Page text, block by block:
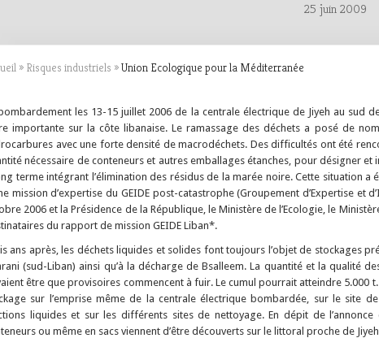
25 juin 2009
» Risques industriels »Union Ecologique pour la Méditerranée
les 13-15 juillet 2006 de la centrale électrique de Jiyeh au sud
importante sur la côte libanaise. Le ramassage des déchets a posé de
avec une forte densité de macrodéchets. Des difficultés ont été
nécessaire de conteneurs et autres emballages étanches, pour désigner
terme intégrant l’élimination des résidus de la marée noire. Cette situation
mission d’expertise du GEIDE post-catastrophe (Groupement d’Expertise et
2006 et la Présidence de la République, le Ministère de l’Ecologie, le
du rapport de mission GEIDE Liban*.
ans après, les déchets liquides et solides font toujours l’objet de stockages
(sud-Liban) ainsi qu’à la décharge de Bsalleem. La quantité et la qualité
être que provisoires commencent à fuir. Le cumul pourrait atteindre 5.000
sur l’emprise même de la centrale électrique bombardée, sur le site
liquides et sur les différents sites de nettoyage. En dépit de
ou même en sacs viennent d’être découverts sur le littoral proche de